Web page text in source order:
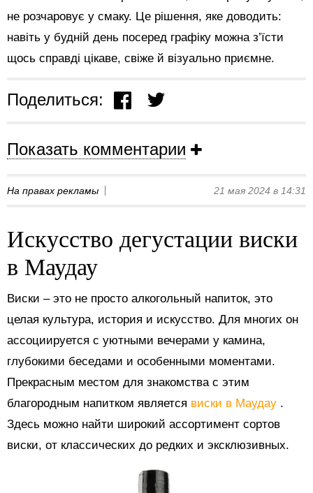
не розчаровує у смаку. Це рішення, яке доводить:
навіть у будній день посеред графіку можна з’їсти
щось справді цікаве, свіже й візуально приємне.
Поделиться:
Показать комментарии
На правах рекламы 21 мая 2024 в 14:31
Искусство дегустации виски
в Маудау
Виски – это не просто алкогольный напиток, это
целая культура, история и искусство. Для многих он
ассоциируется с уютными вечерами у камина,
глубокими беседами и особенными моментами.
Прекрасным местом для знакомства с этим
благородным напитком является виски в Маудау .
Здесь можно найти широкий ассортимент сортов
виски, от классических до редких и эксклюзивных.